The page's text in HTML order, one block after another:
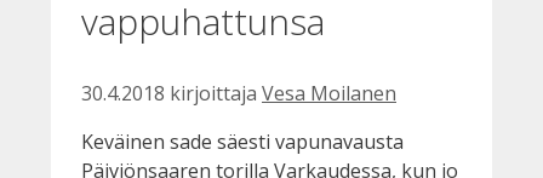
vappuhattunsa
30.4.2018 kirjoittaja Vesa Moilanen
Keväinen sade säesti vapunavausta
Päiviönsaaren torilla Varkaudessa, kun jo